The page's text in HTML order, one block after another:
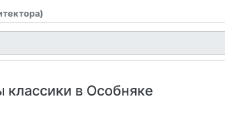
в Особняке